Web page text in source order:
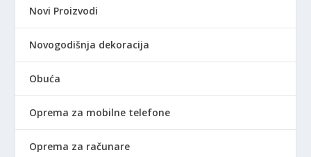
Novi Proizvodi
Novogodišnja dekoracija
Obuća
Oprema za mobilne telefone
Oprema za računare